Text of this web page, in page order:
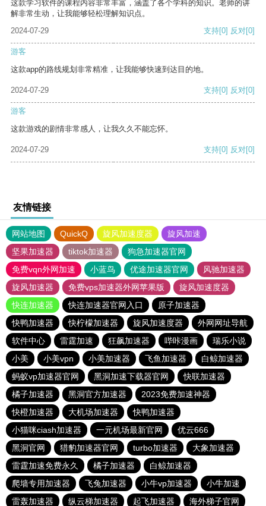
这款学习软件的课程内容非常丰富，涵盖了各个学科的知识。老师的讲
解非常生动，让我能够轻松理解知识点。
2024-07-29
支持[0] 反对[0]
游客
这款app的路线规划非常精准，让我能够快速到达目的地。
2024-07-29 支持[0] 反对[0]
游客
这款游戏的剧情非常感人，让我久久不能忘怀。
2024-07-29 支持[0] 反对[0]
友情链接
网站地图 QuickQ 旋风加速度器
旋风加速
坚果加速器
tiktok加速器
狗急加速器官网
免费vqn外网加速
小蓝鸟 优途加速器官网
风驰加速器
旋风加速器
免费vps加速器外网苹果版
旋风加速度器
快连加速器
快连加速器官网入口
原子加速器
快鸭加速器
快柠檬加速器 旋风加速度器
外网网址导航
软件中心
雷霆加速 狂飙加速器 哔咔漫画
瑞乐小说
小美
小美vpn 小美加速器 飞鱼加速器
白鲸加速器
蚂蚁vp加速器官网
黑洞加速下载器官网
快联加速器
橘子加速器
黑洞官方加速器
2023免费加速神器
快橙加速器
大机场加速器
快鸭加速器
小猫咪ciash加速器
一元机场最新官网
优云666
黑洞官网
猎豹加速器官网 turbo加速器
大象加速器
雷霆加速免费永久
橘子加速器
白鲸加速器
爬墙专用加速器
飞兔加速器 小牛vp加速器
小牛加速
雷轰加速器
纵云梯加速器 起飞加速器 海外梯子官网